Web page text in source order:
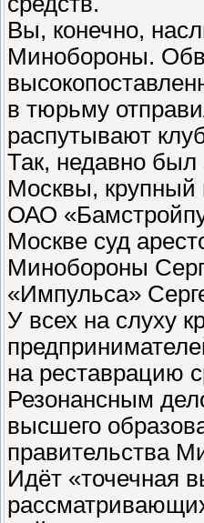
Вы, конечно,
Минобороны.
в тюрьму
распутывают
Так, недавно был
Москвы, крупный
ОАО
Москве суд
Минобороны
«Импульса»
У всех на слуху
на реставрацию
Резонансным
высшего
правительства
Идёт «точечная